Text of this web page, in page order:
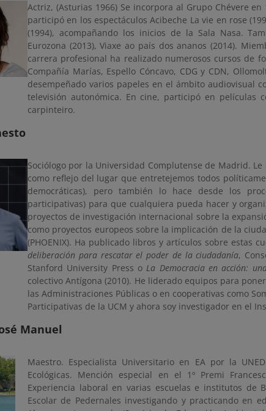
Actriz, (Asturias 1966) Se incorpora al Grupo Chévere
participó en los espectáculos Acibeche La vie en rose
(1994), acompañando los inicios de la Sala Nasa.
Eurozona (2013), Viaxe ao país dos ananos (2014).
carrera profesional ha realizado numerosos cursos de
Compañía Marías, Espello Cóncavo, CDG y CDN,
desempeñado varios papeles en el ámbito audiovisual
televisión autonómica. En cine, participó en películas
carpinteiro.
Sociólogo por la Universidad Complutense de Madrid.
como reflejo del lugar que entretejemos todos
democráticas), pero también lo hace desde los
participativas) para que cualquiera pueda hacer y
proyectos de investigación internacional sobre la
como proyectos europeos sobre la implicación de la
(PHOENIX). Ha publicado libros y artículos sobre estas
deliberación para rescatar el poder de la ciudadanía,
Stanford University Press o La Democracia en acción:
colectivo Antígona (2010). He liderado equipos para
las Administraciones Públicas o en cooperativas como
Participativas de la UCM y ahora soy investigador en el
Manuel
Maestro. Especialista Universitario en EA por la
Ecológicas. Mención especial en el 1º Premi
Experiencia laboral en varias escuelas e institutos de
Escolar de Pedernales investigando y practicando en